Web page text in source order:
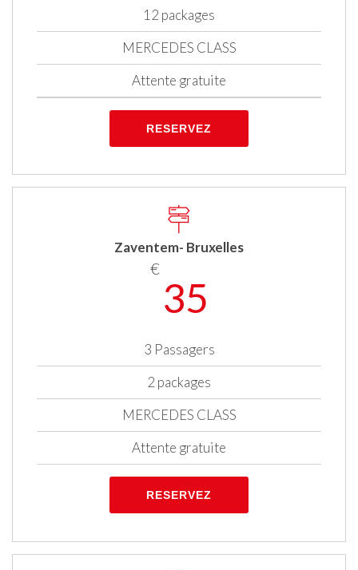
12 packages
MERCEDES CLASS
Attente gratuite
RESERVEZ
Zaventem- Bruxelles
€
35
3 Passagers
2 packages
MERCEDES CLASS
Attente gratuite
RESERVEZ